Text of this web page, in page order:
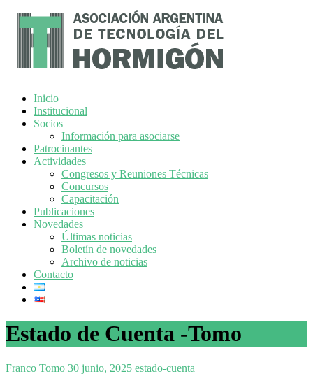
Inicio
Institucional
Socios
Información para asociarse
Patrocinantes
Actividades
Congresos y Reuniones Técnicas
Concursos
Capacitación
Publicaciones
Novedades
Últimas noticias
Boletín de novedades
Archivo de noticias
Contacto
Estado de Cuenta -Tomo
Franco Tomo 30 junio, 2025 estado-cuenta